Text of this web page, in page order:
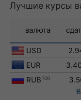
Лучшие курсы
валюта
USD
EUR
RUB 100